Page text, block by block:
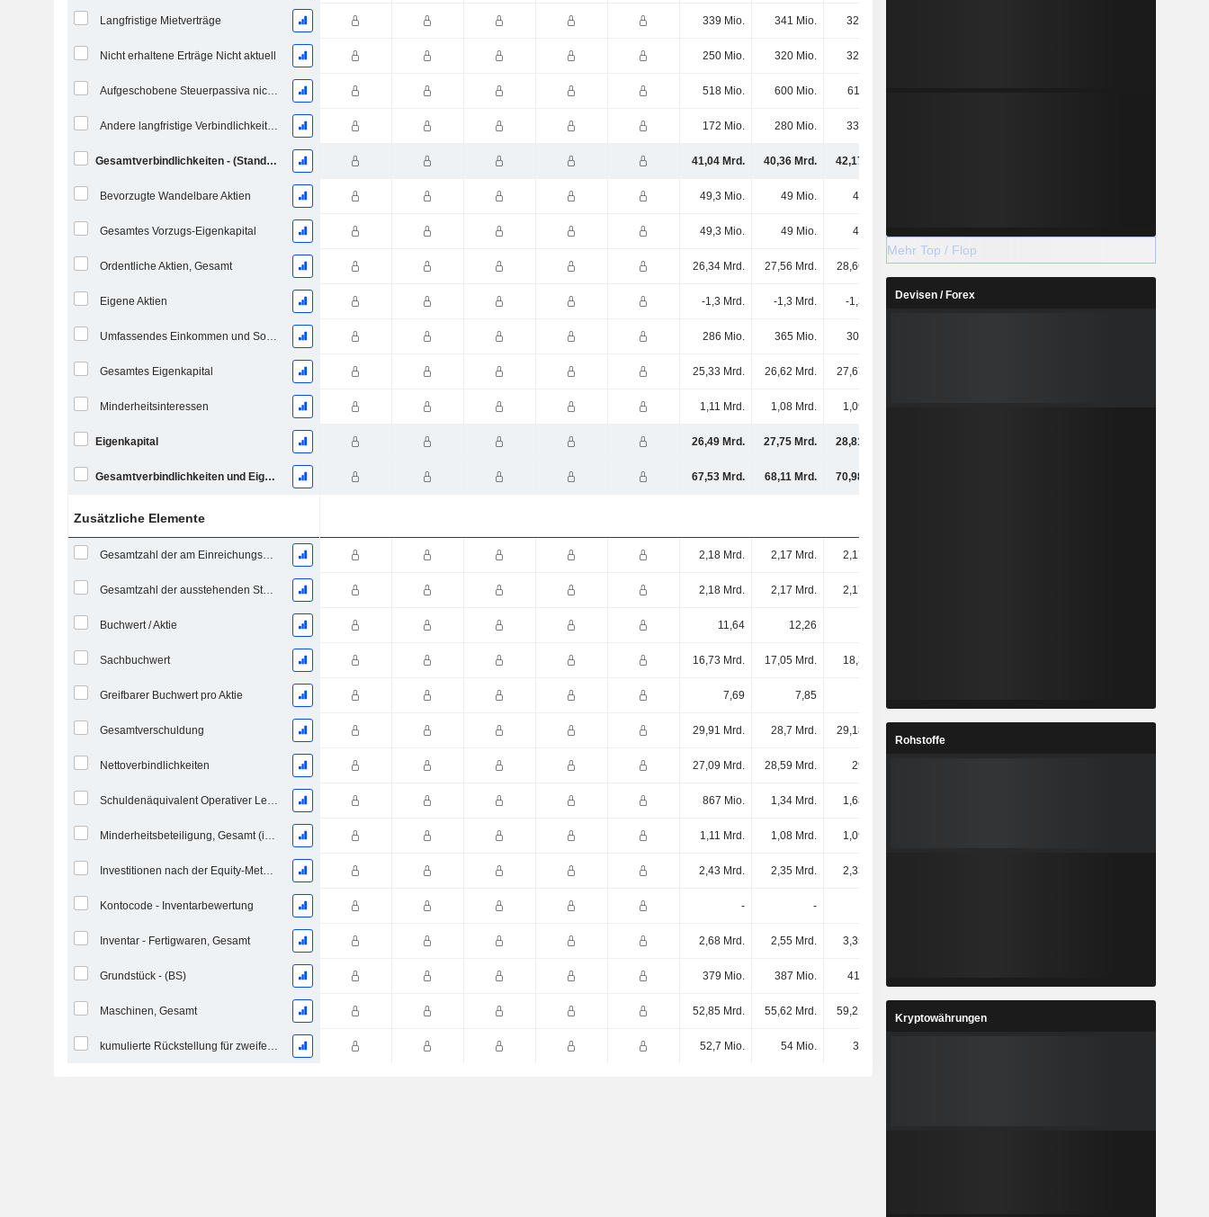
Langfristige Mietverträge 339 Mio. 341 Mio. 323 Mio.
Nicht erhaltene Erträge Nicht aktuell 250 Mio. 320 Mio. 326 Mio.
Aufgeschobene Steuerpassiva nicht aktuell 518 Mio. 600 Mio. 611 Mio.
Andere langfristige Verbindlichkeiten 172 Mio. 280 Mio. 335 Mio.
Gesamtverbindlichkeiten - (Standard / Utility Vorlage) 41,04 Mrd. 40,36 Mrd. 42,17 Mrd.
Bevorzugte Wandelbare Aktien 49,3 Mio. 49 Mio. 49 Mio.
Gesamtes Vorzugs-Eigenkapital 49,3 Mio. 49 Mio. 49 Mio.
Ordentliche Aktien, Gesamt 26,34 Mrd. 27,56 Mrd. 28,66 Mrd. 29,79 Mrd. 30,7 Mrd.
Eigene Aktien -1,3 Mrd. -1,3 Mrd. -1,3 Mrd. -1,3 Mrd.
Umfassendes Einkommen und Sonstiges 286 Mio. 365 Mio. 307 Mio.
Gesamtes Eigenkapital 25,33 Mrd. 26,62 Mrd. 27,67 Mrd.
Minderheitsinteressen 1,11 Mrd. 1,08 Mrd. 1,09 Mrd.
Eigenkapital 26,49 Mrd. 27,75 Mrd. 28,81 Mrd.
Gesamtverbindlichkeiten und Eigenkapital 67,53 Mrd. 68,11 Mrd. 70,98 Mrd.
Zusätzliche Elemente
Gesamtzahl der am Einreichungsdatum ausstehenden Aktien 2,18 Mrd. 2,17 Mrd. 2,17 Mrd.
Gesamtzahl der ausstehenden Stammaktien 2,18 Mrd. 2,17 Mrd. 2,17 Mrd.
Buchwert / Aktie 11,64 12,26
Sachbuchwert 16,73 Mrd. 17,05 Mrd. 18,3 Mrd.
Greifbarer Buchwert pro Aktie 7,69 7,85
Gesamtverschuldung 29,91 Mrd. 28,7 Mrd. 29,18 Mrd.
Nettoverbindlichkeiten 27,09 Mrd. 28,59 Mrd. 29 Mrd.
Schuldenäquivalent Operativer Leasingverträge 867 Mio. 1,34 Mrd. 1,68 Mrd.
Minderheitsbeteiligung, Gesamt (inkl. Fin. Div.) 1,11 Mrd. 1,08 Mrd. 1,09 Mrd.
Investitionen nach der Equity-Methode, Gesamt 2,43 Mrd. 2,35 Mrd. 2,33 Mrd.
Kontocode - Inventarbewertung - -
Inventar - Fertigwaren, Gesamt 2,68 Mrd. 2,55 Mrd. 3,35 Mrd.
Grundstück - (BS) 379 Mio. 387 Mio. 411 Mio.
Maschinen, Gesamt 52,85 Mrd. 55,62 Mrd. 59,21 Mrd. 62,13 Mrd.
kumulierte Rückstellung für zweifelhafte Forderungen (Zusatz) 52,7 Mio. 54 Mio. 35 Mio.
Mehr Top / Flop
Devisen / Forex
Rohstoffe
Kryptowährungen